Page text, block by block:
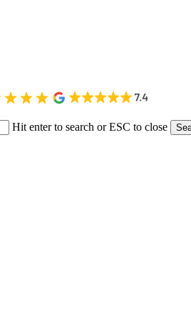
Hit enter to search or ESC to close